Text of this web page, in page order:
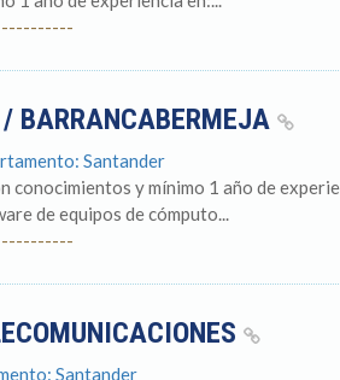
----------
BARRANCABERMEJA
Santander
conocimientos y mínimo 1 año de
de equipos de cómputo...
----------
Santander